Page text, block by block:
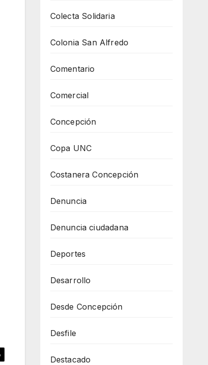
Colecta Solidaria
Colonia San Alfredo
Comentario
Comercial
Concepción
Copa UNC
Costanera Concepción
Denuncia
Denuncia ciudadana
Deportes
Desarrollo
Desde Concepción
Desfile
Destacado